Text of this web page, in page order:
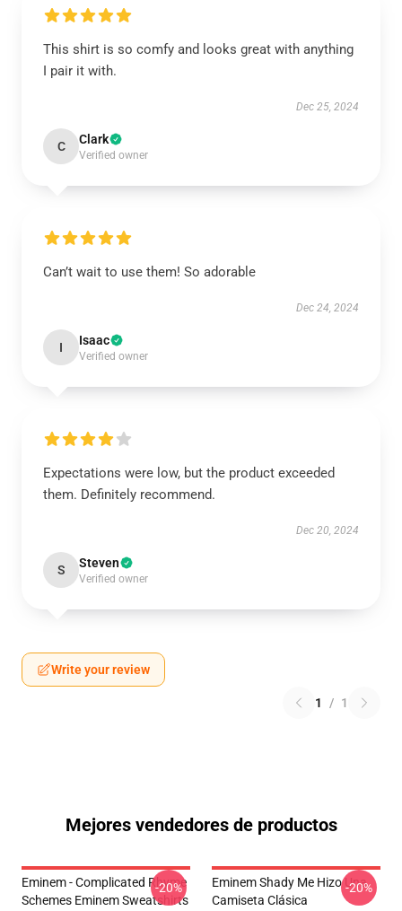
This shirt is so comfy and looks great with anything
I pair it with.
Dec 25, 2024
C Clark
Verified owner
Can’t wait to use them! So adorable
Dec 24, 2024
I Isaac
Verified owner
Expectations were low, but the product exceeded
them. Definitely recommend.
Dec 20, 2024
S Steven
Verified owner
Write your review
1 / 1
Mejores vendedores de productos
Eminem - Complicated Rhyme
Schemes Eminem Sweatshirts
-20%
Eminem Shady Me Hizo Una
Camiseta Clásica
-20%